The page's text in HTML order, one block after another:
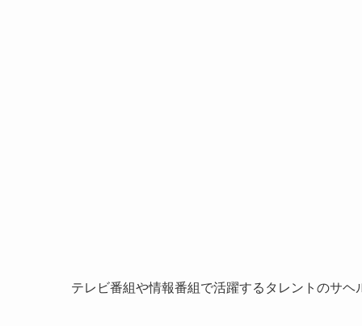
テレビ番組や情報番組で活躍するタレントのサヘ